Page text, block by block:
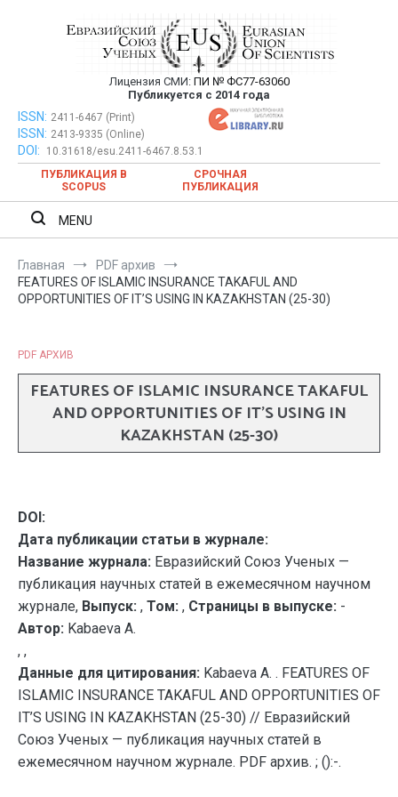
Евразийский Союз Ученых —
публикация научных статей в
ежемесячном научном журнале
Лицензия СМИ: ПИ № ФС77-63060
Публикуется с 2014 года
Евразийский Союз Ученых — публикация научных статей в
ежемесячном научном журнале
ISSN: 2411-6467 (Print)
ISSN: 2413-9335 (Online)
DOI:
10.31618/esu.2411-6467.8.53.1
ПУБЛИКАЦИЯ В
SCOPUS
СРОЧНАЯ
ПУБЛИКАЦИЯ
MENU
Главная
PDF архив
FEATURES OF ISLAMIC INSURANCE TAKAFUL AND
OPPORTUNITIES OF IT’S USING IN KAZAKHSTAN (25-30)
PDF АРХИВ
FEATURES OF ISLAMIC INSURANCE TAKAFUL
AND OPPORTUNITIES OF IT’S USING IN
KAZAKHSTAN (25-30)
DOI:
Дата публикации статьи в журнале:
Название журнала: Евразийский Союз Ученых —
публикация научных статей в ежемесячном научном
журнале, Выпуск: , Том: , Страницы в выпуске: -
Автор: Kabaeva A.
, ,
Данные для цитирования: Kabaeva A. . FEATURES OF
ISLAMIC INSURANCE TAKAFUL AND OPPORTUNITIES OF
IT’S USING IN KAZAKHSTAN (25-30) // Евразийский
Союз Ученых — публикация научных статей в
ежемесячном научном журнале. PDF архив. ; ():-.